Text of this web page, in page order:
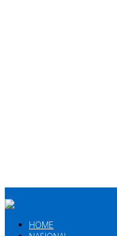
HOME